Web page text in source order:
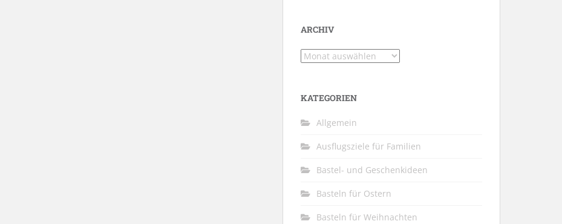
ARCHIV
Archiv
KATEGORIEN
Allgemein
Ausflugsziele für Familien
Bastel- und Geschenkideen
Basteln für Ostern
Basteln für Weihnachten